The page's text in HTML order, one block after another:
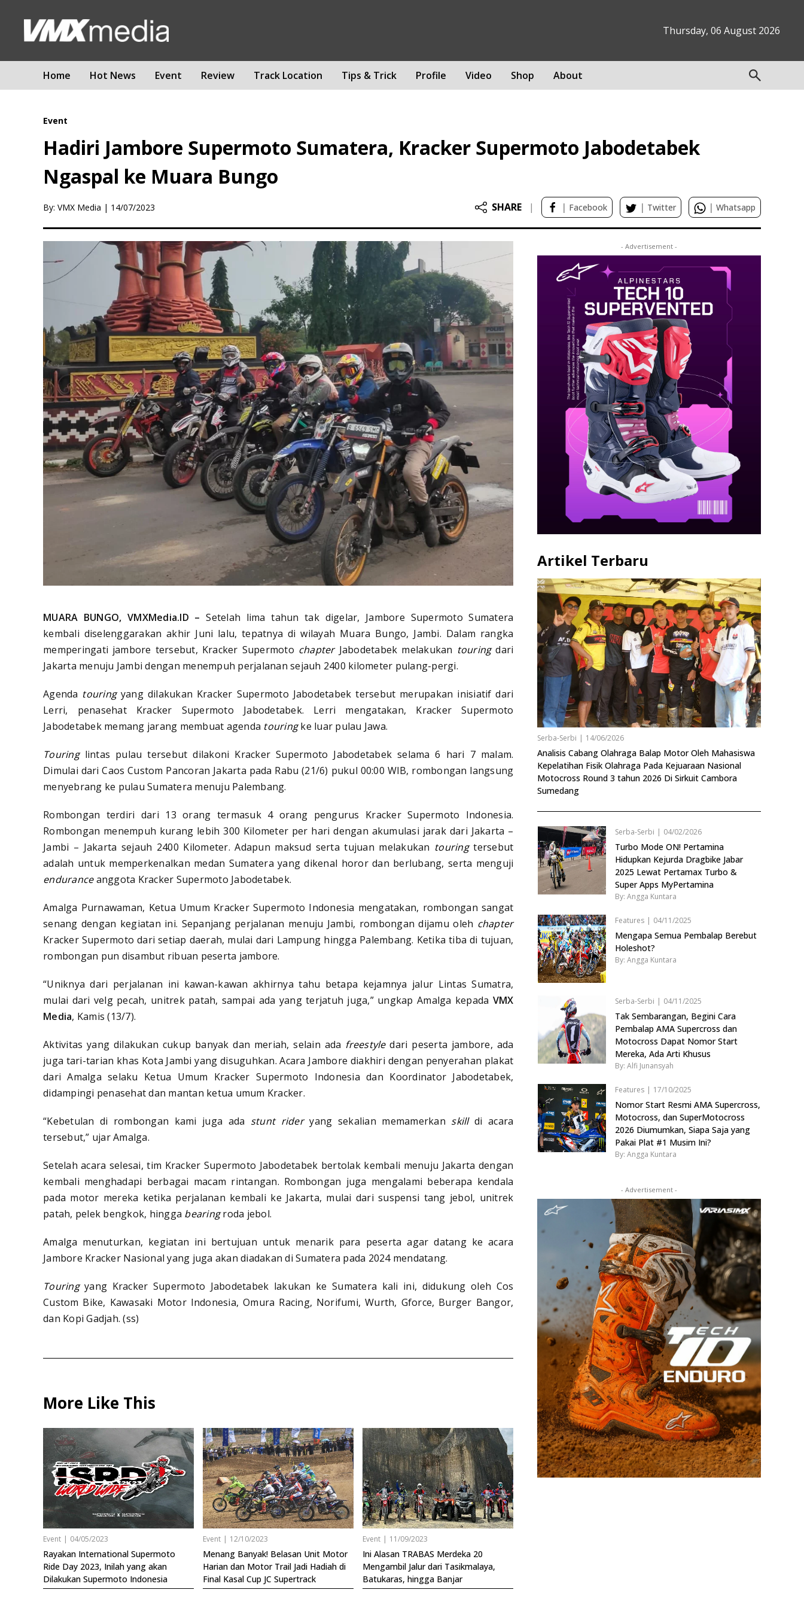
Thursday, 06 August 2026
Home Hot News Event Review Track Location Tips & Trick Profile Video Shop About
Event
Hadiri Jambore Supermoto Sumatera, Kracker Supermoto Jabodetabek
Ngaspal ke Muara Bungo
By: VMX Media | 14/07/2023 SHARE | | Facebook | Twitter | Whatsapp
MUARA BUNGO, VMXMedia.ID –Setelah lima tahun tak digelar, Jambore Supermoto Sumatera
kembali diselenggarakan akhir Juni lalu, tepatnya di wilayah Muara Bungo, Jambi. Dalam rangka
memperingati jambore tersebut, Kracker Supermoto chapterJabodetabek melakukan touringdari
Jakarta menuju Jambi dengan menempuh perjalanan sejauh 2400 kilometer pulang-pergi.
Agenda touringyang dilakukan Kracker Supermoto Jabodetabek tersebut merupakan inisiatif dari
Lerri, penasehat Kracker Supermoto Jabodetabek. Lerri mengatakan, Kracker Supermoto
Jabodetabek memang jarang membuat agenda touringke luar pulau Jawa.
Touringlintas pulau tersebut dilakoni Kracker Supermoto Jabodetabek selama 6 hari 7 malam.
Dimulai dari Caos Custom Pancoran Jakarta pada Rabu (21/6) pukul 00:00 WIB, rombongan langsung
menyebrang ke pulau Sumatera menuju Palembang.
Rombongan terdiri dari 13 orang termasuk 4 orang pengurus Kracker Supermoto Indonesia.
Rombongan menempuh kurang lebih 300 Kilometer per hari dengan akumulasi jarak dari Jakarta –
Jambi – Jakarta sejauh 2400 Kilometer. Adapun maksud serta tujuan melakukan touringtersebut
adalah untuk memperkenalkan medan Sumatera yang dikenal horor dan berlubang, serta menguji
enduranceanggota Kracker Supermoto Jabodetabek.
Amalga Purnawaman, Ketua Umum Kracker Supermoto Indonesia mengatakan, rombongan sangat
senang dengan kegiatan ini. Sepanjang perjalanan menuju Jambi, rombongan dijamu oleh chapter
Kracker Supermoto dari setiap daerah, mulai dari Lampung hingga Palembang. Ketika tiba di tujuan,
rombongan pun disambut ribuan peserta jambore.
“Uniknya dari perjalanan ini kawan-kawan akhirnya tahu betapa kejamnya jalur Lintas Sumatra,
mulai dari velg pecah, unitrek patah, sampai ada yang terjatuh juga,” ungkap Amalga kepada VMX
Media, Kamis (13/7).
Aktivitas yang dilakukan cukup banyak dan meriah, selain ada freestyledari peserta jambore, ada
juga tari-tarian khas Kota Jambi yang disuguhkan. Acara Jambore diakhiri dengan penyerahan plakat
dari Amalga selaku Ketua Umum Kracker Supermoto Indonesia dan Koordinator Jabodetabek,
didampingi penasehat dan mantan ketua umum Kracker.
“Kebetulan di rombongan kami juga ada stunt rideryang sekalian memamerkan skilldi acara
tersebut,” ujar Amalga.
Setelah acara selesai, tim Kracker Supermoto Jabodetabek bertolak kembali menuju Jakarta dengan
kembali menghadapi berbagai macam rintangan. Rombongan juga mengalami beberapa kendala
pada motor mereka ketika perjalanan kembali ke Jakarta, mulai dari suspensi tang jebol, unitrek
patah, pelek bengkok, hingga bearingroda jebol.
Amalga menuturkan, kegiatan ini bertujuan untuk menarik para peserta agar datang ke acara
Jambore Kracker Nasional yang juga akan diadakan di Sumatera pada 2024 mendatang.
Touringyang Kracker Supermoto Jabodetabek lakukan ke Sumatera kali ini, didukung oleh Cos
Custom Bike, Kawasaki Motor Indonesia, Omura Racing, Norifumi, Wurth, Gforce, Burger Bangor,
dan Kopi Gadjah. (ss)
More Like This
Event | 04/05/2023
Rayakan International Supermoto
Ride Day 2023, Inilah yang akan
Dilakukan Supermoto Indonesia
Event | 12/10/2023
Menang Banyak! Belasan Unit Motor
Harian dan Motor Trail Jadi Hadiah di
Final Kasal Cup JC Supertrack
Event | 11/09/2023
Ini Alasan TRABAS Merdeka 20
Mengambil Jalur dari Tasikmalaya,
Batukaras, hingga Banjar
- Advertisement -
Artikel Terbaru
Serba-Serbi | 14/06/2026
Analisis Cabang Olahraga Balap Motor Oleh Mahasiswa
Kepelatihan Fisik Olahraga Pada Kejuaraan Nasional
Motocross Round 3 tahun 2026 Di Sirkuit Cambora
Sumedang
Serba-Serbi | 04/02/2026
Turbo Mode ON! Pertamina
Hidupkan Kejurda Dragbike Jabar
2025 Lewat Pertamax Turbo &
Super Apps MyPertamina
By: Angga Kuntara
Features | 04/11/2025
Mengapa Semua Pembalap Berebut
Holeshot?
By: Angga Kuntara
Serba-Serbi | 04/11/2025
Tak Sembarangan, Begini Cara
Pembalap AMA Supercross dan
Motocross Dapat Nomor Start
Mereka, Ada Arti Khusus
By: Alfi Junansyah
Features | 17/10/2025
Nomor Start Resmi AMA Supercross,
Motocross, dan SuperMotocross
2026 Diumumkan, Siapa Saja yang
Pakai Plat #1 Musim Ini?
By: Angga Kuntara
- Advertisement -